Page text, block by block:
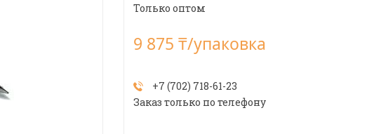
Только оптом
9 875 ₸/упаковка
+7 (702) 718-61-23
Заказ только по телефону